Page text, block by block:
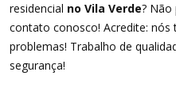
residencial no Vila Verde? Não
contato conosco! Acredite: nós
problemas! Trabalho de
segurança!